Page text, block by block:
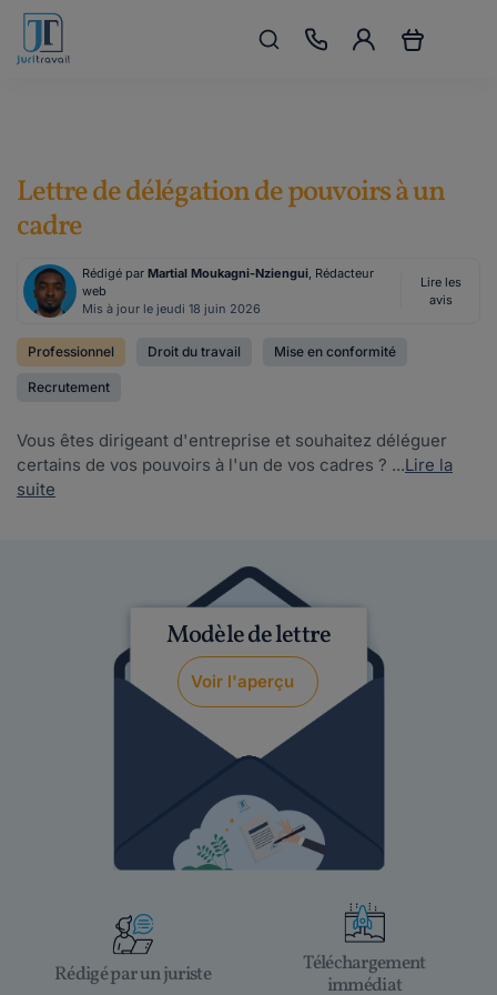
Modèle de lettre
Voir l'aperçu
Lettre de délégation de pouvoirs à un
cadre
Rédigé par Martial Moukagni-Nziengui, Rédacteur
web
Mis à jour le jeudi 18 juin 2026
Lire les
avis
Professionnel Droit du travail Mise en conformité
Recrutement
Vous êtes dirigeant d'entreprise et souhaitez déléguer
certains de vos pouvoirs à l'un de vos cadres ? ...Lire la
suite
Rédigé par un juriste
Téléchargement
immédiat